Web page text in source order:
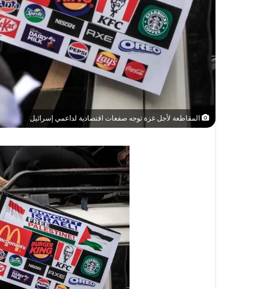
المقاطعة لأجل غزة توجه صفعات اقتصادية لداعمي إسرائيل